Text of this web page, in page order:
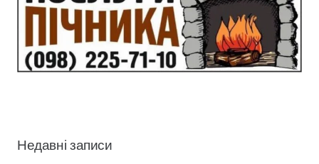
Недавні записи